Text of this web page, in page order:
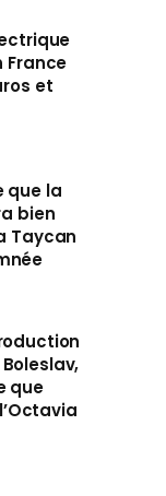
France
et
que la
bien
Taycan
que